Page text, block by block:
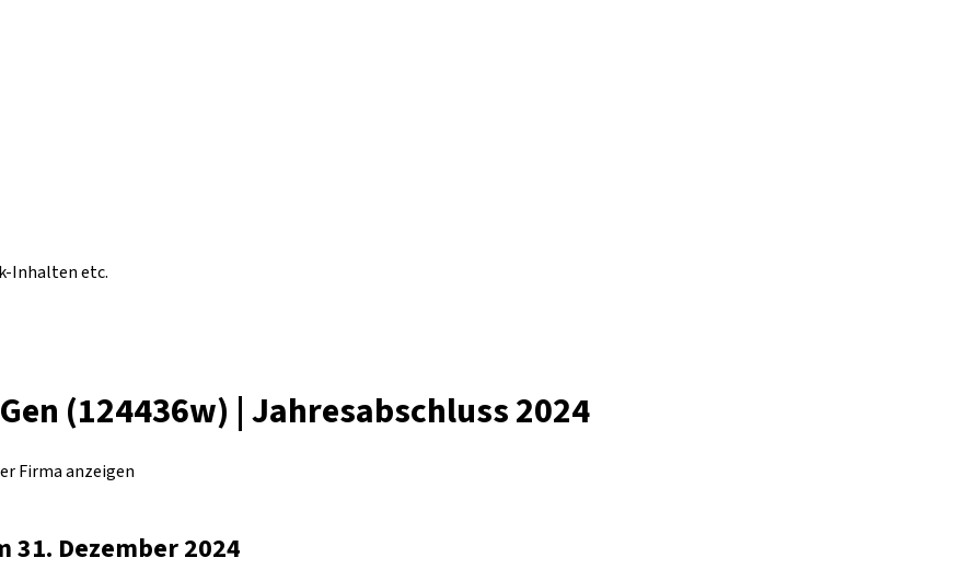
Inhalten etc.
(124436w) | Jahresabschluss 2024
Firma anzeigen
Dezember 2024